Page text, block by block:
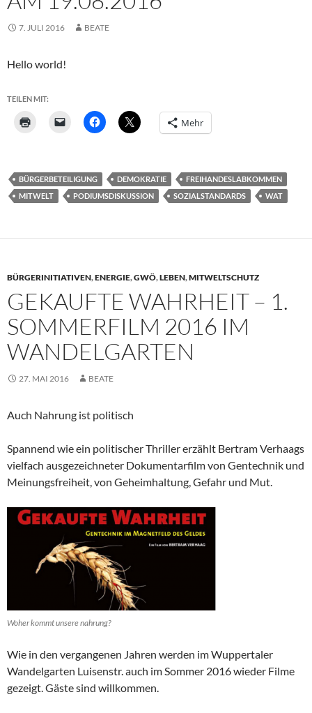
7. JULI 2016 BEATE
Hello world!
TEILEN MIT:
Mehr
BÜRGERBETEILIGUNG DEMOKRATIE
FREIHANDESLABKOMMEN
MITWELT
PODIUMSDISKUSSION SOZIALSTANDARDS WAT
BÜRGERINITIATIVEN,ENERGIE,GWÖ,LEBEN,MITWELTSCHUTZ
GEKAUFTE WAHRHEIT – 1.
SOMMERFILM 2016 IM
WANDELGARTEN
27. MAI 2016 BEATE
Auch Nahrung ist politisch
Spannend wie ein politischer Thriller erzählt Bertram Verhaags
vielfach ausgezeichneter Dokumentarfilm von Gentechnik und
Meinungsfreiheit, von Geheimhaltung, Gefahr und Mut.
Woher kommt unsere nahrung?
Wie in den vergangenen Jahren werden im Wuppertaler
Wandelgarten Luisenstr. auch im Sommer 2016 wieder Filme
gezeigt. Gäste sind willkommen.